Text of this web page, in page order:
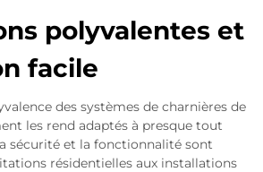
polyvalentes et
facile
des systèmes de charnières de
les rend adaptés à presque tout
sécurité et la fonctionnalité sont
résidentielles aux installations